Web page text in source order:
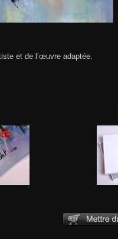
et de l’œuvre adaptée.